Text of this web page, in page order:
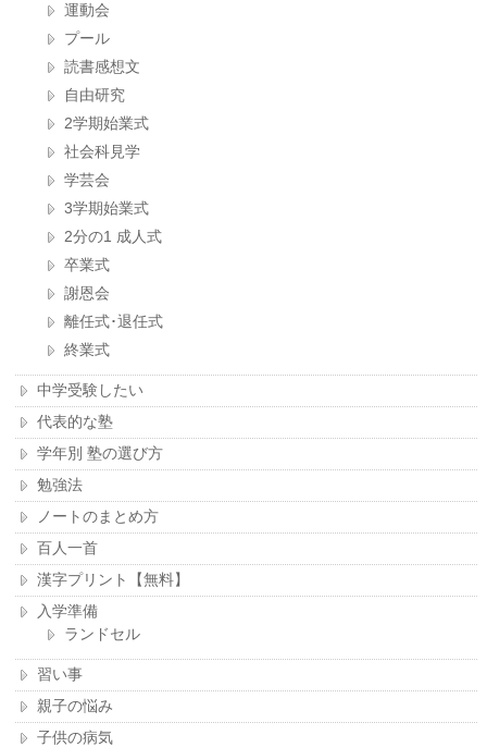
運動会
プール
読書感想文
自由研究
2学期始業式
社会科見学
学芸会
3学期始業式
2分の1 成人式
卒業式
謝恩会
離任式･退任式
終業式
中学受験したい
代表的な塾
学年別 塾の選び方
勉強法
ノートのまとめ方
百人一首
漢字プリント【無料】
入学準備
ランドセル
習い事
親子の悩み
子供の病気